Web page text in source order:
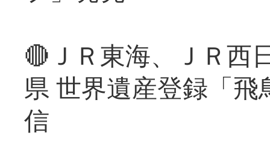
🔴ＪＲ東海、ＪＲ西
県 世界遺産登録「
信